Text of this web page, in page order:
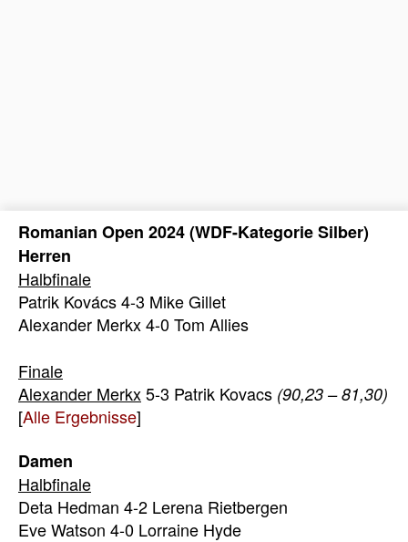
Romanian Open 2024 (WDF-Kategorie Silber)
Herren
Halbfinale
Patrik Kovács 4-3 Mike Gillet
Alexander Merkx 4-0 Tom Allies
Finale
Alexander Merkx5-3 Patrik Kovacs (90,23 – 81,30)
[Alle Ergebnisse]
Damen
Halbfinale
Deta Hedman 4-2 Lerena Rietbergen
Eve Watson 4-0 Lorraine Hyde